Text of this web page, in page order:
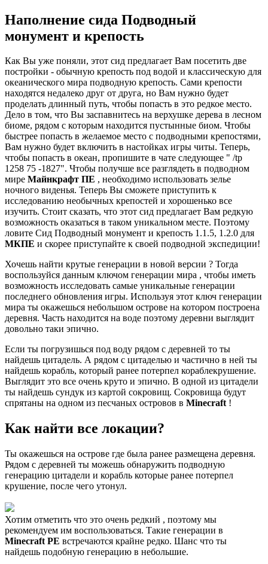
Наполнение сида Подводный
монумент и крепость
Как Вы уже поняли, этот сид предлагает Вам посетить две
постройки - обычную крепость под водой и классическую для
океанического мира подводную крепость. Сами крепости
находятся недалеко друг от друга, но Вам нужно будет
проделать длинный путь, чтобы попасть в это редкое место.
Дело в том, что Вы заспавнитесь на верхушке дерева в лесном
биоме, рядом с которым находится пустынные биом. Чтобы
быстрее попасть в желаемое место с подводными крепостями,
Вам нужно будет включить в настойках игры читы. Теперь,
чтобы попасть в океан, пропишите в чате следующее " /tp
1258 75 -1827". Чтобы получше все разглядеть в подводном
мире Майнкрафт ПЕ , необходимо использовать зелье
ночного виденья. Теперь Вы сможете приступить к
исследованию необычных крепостей и хорошенько все
изучить. Стоит сказать, что этот сид предлагает Вам редкую
возможность оказаться в таком уникальном месте. Поэтому
ловите Сид Подводный монумент и крепость 1.1.5, 1.2.0 для
МКПЕ и скорее приступайте к своей подводной экспедиции!
Хочешь найти крутые генерации в новой версии ? Тогда
воспользуйся данным ключом генерации мира , чтобы иметь
возможность исследовать самые уникальные генерации
последнего обновления игры. Используя этот ключ генерации
мира ты окажешься небольшом острове на котором построена
деревня. Часть находится на воде поэтому деревни выглядит
довольно таки эпично.
Если ты погрузишься под воду рядом с деревней то ты
найдешь цитадель. А рядом с цитаделью и частично в ней ты
найдешь корабль, который ранее потерпел кораблекрушение.
Выглядит это все очень круто и эпично. В одной из цитадели
ты найдешь сундук из картой сокровищ. Сокровища будут
спрятаны на одном из песчаных островов в Minecraft !
Как найти все локации?
Ты окажешься на острове где была ранее размещена деревня.
Рядом с деревней ты можешь обнаружить подводную
генерацию цитадели и корабль которые ранее потерпел
крушение, после чего утонул.
Хотим отметить что это очень редкий , поэтому мы
рекомендуем им воспользоваться. Такие генерации в
Minecraft PE встречаются крайне редко. Шанс что ты
найдешь подобную генерацию в небольшие.